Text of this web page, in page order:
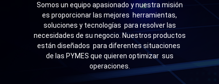
Somos un equipo apasionado y nuestra misión
es proporcionar las mejores herramientas,
soluciones y tecnologías para resolver las
necesidades de su negocio. Nuestros productos
están diseñados para diferentes situaciones
de las PYMES que quieren optimizar sus
operaciones.